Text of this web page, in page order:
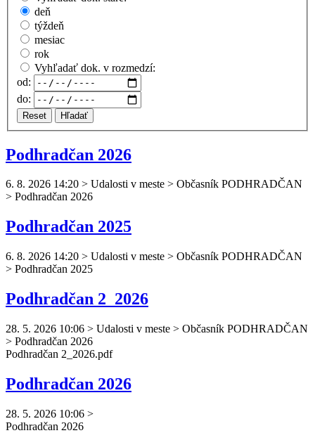
deň
týždeň
mesiac
rok
Vyhľadať dok. v rozmedzí:
od:
do:
Reset Hľadať
Podhradčan 2026
6. 8. 2026 14:20 > Udalosti v meste > Občasník PODHRADČAN
> Podhradčan 2026
Podhradčan 2025
6. 8. 2026 14:20 > Udalosti v meste > Občasník PODHRADČAN
> Podhradčan 2025
Podhradčan 2_2026
28. 5. 2026 10:06 > Udalosti v meste > Občasník PODHRADČAN
> Podhradčan 2026
Podhradčan 2_2026.pdf
Podhradčan 2026
28. 5. 2026 10:06 >
Podhradčan 2026